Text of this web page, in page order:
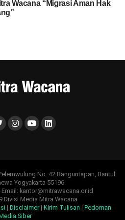
Wacana “Migrasi Aman Hak
No. 42 Banguntapan, Bantul
Yogyakarta 55196
kantor@mitrawacana.or.id
Divisi Media Mitra Wacana
|Disclaimer |Kirim Tulisan |Pedoman
Siber